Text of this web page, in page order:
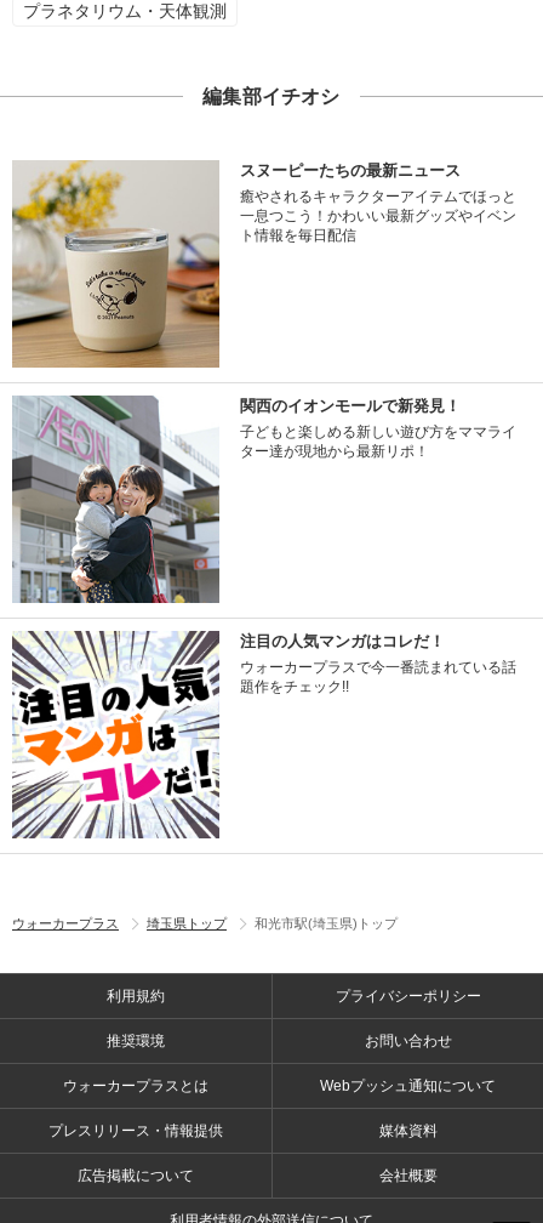
プラネタリウム・天体観測
編集部イチオシ
スヌーピーたちの最新ニュース
癒やされるキャラクターアイテムでほっと
一息つこう！かわいい最新グッズやイベン
ト情報を毎日配信
関西のイオンモールで新発見！
子どもと楽しめる新しい遊び方をママライ
ター達が現地から最新リポ！
注目の人気マンガはコレだ！
ウォーカープラスで今一番読まれている話
題作をチェック!!
ウォーカープラス 埼玉県トップ 和光市駅(埼玉県)トップ
利用規約 プライバシーポリシー
推奨環境 お問い合わせ
ウォーカープラスとは Webプッシュ通知について
プレスリリース・情報提供 媒体資料
広告掲載について 会社概要